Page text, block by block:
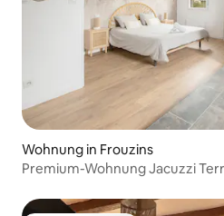
Wohnung in Frouzins
Premium-Wohnung Jacuzzi